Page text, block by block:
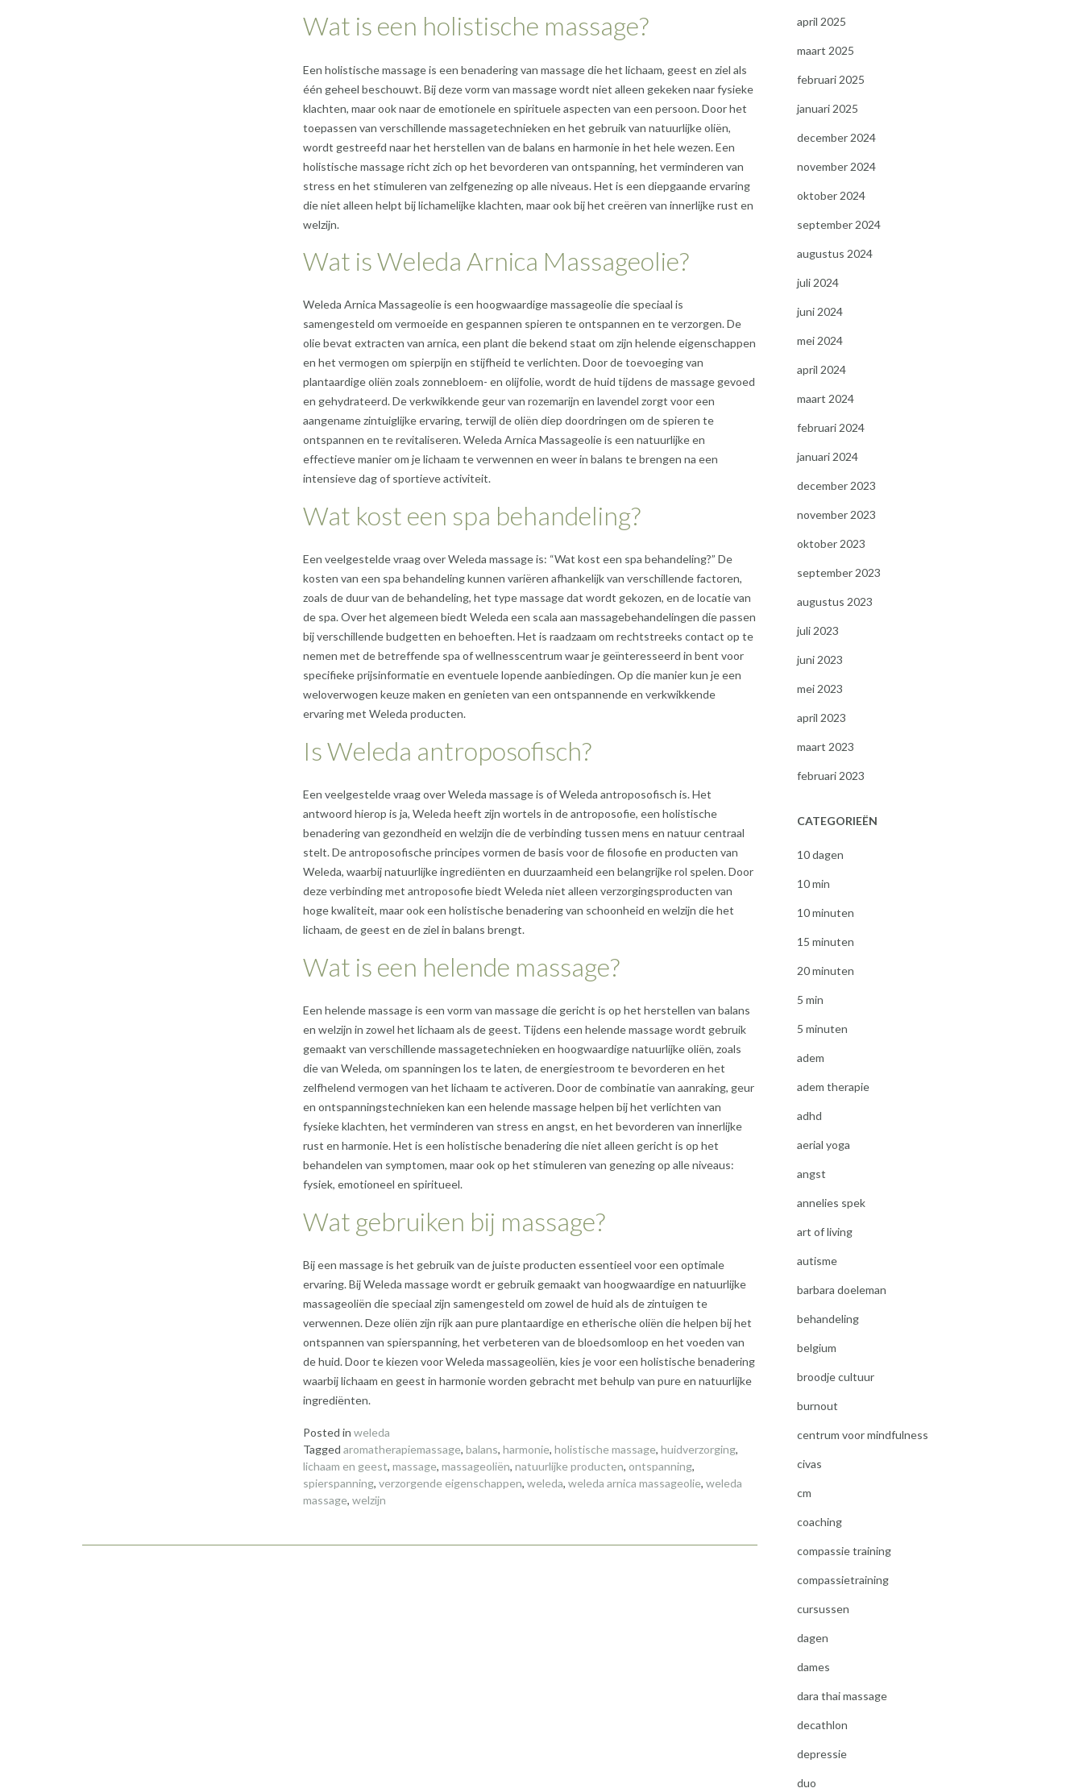
Wat is een holistische massage?
Een holistische massage is een benadering van massage die het lichaam, geest en ziel als
één geheel beschouwt. Bij deze vorm van massage wordt niet alleen gekeken naar fysieke
klachten, maar ook naar de emotionele en spirituele aspecten van een persoon. Door het
toepassen van verschillende massagetechnieken en het gebruik van natuurlijke oliën,
wordt gestreefd naar het herstellen van de balans en harmonie in het hele wezen. Een
holistische massage richt zich op het bevorderen van ontspanning, het verminderen van
stress en het stimuleren van zelfgenezing op alle niveaus. Het is een diepgaande ervaring
die niet alleen helpt bij lichamelijke klachten, maar ook bij het creëren van innerlijke rust en
welzijn.
Wat is Weleda Arnica Massageolie?
Weleda Arnica Massageolie is een hoogwaardige massageolie die speciaal is
samengesteld om vermoeide en gespannen spieren te ontspannen en te verzorgen. De
olie bevat extracten van arnica, een plant die bekend staat om zijn helende eigenschappen
en het vermogen om spierpijn en stijfheid te verlichten. Door de toevoeging van
plantaardige oliën zoals zonnebloem- en olijfolie, wordt de huid tijdens de massage gevoed
en gehydrateerd. De verkwikkende geur van rozemarijn en lavendel zorgt voor een
aangename zintuiglijke ervaring, terwijl de oliën diep doordringen om de spieren te
ontspannen en te revitaliseren. Weleda Arnica Massageolie is een natuurlijke en
effectieve manier om je lichaam te verwennen en weer in balans te brengen na een
intensieve dag of sportieve activiteit.
Wat kost een spa behandeling?
Een veelgestelde vraag over Weleda massage is: “Wat kost een spa behandeling?” De
kosten van een spa behandeling kunnen variëren afhankelijk van verschillende factoren,
zoals de duur van de behandeling, het type massage dat wordt gekozen, en de locatie van
de spa. Over het algemeen biedt Weleda een scala aan massagebehandelingen die passen
bij verschillende budgetten en behoeften. Het is raadzaam om rechtstreeks contact op te
nemen met de betreffende spa of wellnesscentrum waar je geïnteresseerd in bent voor
specifieke prijsinformatie en eventuele lopende aanbiedingen. Op die manier kun je een
weloverwogen keuze maken en genieten van een ontspannende en verkwikkende
ervaring met Weleda producten.
Is Weleda antroposofisch?
Een veelgestelde vraag over Weleda massage is of Weleda antroposofisch is. Het
antwoord hierop is ja, Weleda heeft zijn wortels in de antroposofie, een holistische
benadering van gezondheid en welzijn die de verbinding tussen mens en natuur centraal
stelt. De antroposofische principes vormen de basis voor de filosofie en producten van
Weleda, waarbij natuurlijke ingrediënten en duurzaamheid een belangrijke rol spelen. Door
deze verbinding met antroposofie biedt Weleda niet alleen verzorgingsproducten van
hoge kwaliteit, maar ook een holistische benadering van schoonheid en welzijn die het
lichaam, de geest en de ziel in balans brengt.
Wat is een helende massage?
Een helende massage is een vorm van massage die gericht is op het herstellen van balans
en welzijn in zowel het lichaam als de geest. Tijdens een helende massage wordt gebruik
gemaakt van verschillende massagetechnieken en hoogwaardige natuurlijke oliën, zoals
die van Weleda, om spanningen los te laten, de energiestroom te bevorderen en het
zelfhelend vermogen van het lichaam te activeren. Door de combinatie van aanraking, geur
en ontspanningstechnieken kan een helende massage helpen bij het verlichten van
fysieke klachten, het verminderen van stress en angst, en het bevorderen van innerlijke
rust en harmonie. Het is een holistische benadering die niet alleen gericht is op het
behandelen van symptomen, maar ook op het stimuleren van genezing op alle niveaus:
fysiek, emotioneel en spiritueel.
Wat gebruiken bij massage?
Bij een massage is het gebruik van de juiste producten essentieel voor een optimale
ervaring. Bij Weleda massage wordt er gebruik gemaakt van hoogwaardige en natuurlijke
massageoliën die speciaal zijn samengesteld om zowel de huid als de zintuigen te
verwennen. Deze oliën zijn rijk aan pure plantaardige en etherische oliën die helpen bij het
ontspannen van spierspanning, het verbeteren van de bloedsomloop en het voeden van
de huid. Door te kiezen voor Weleda massageoliën, kies je voor een holistische benadering
waarbij lichaam en geest in harmonie worden gebracht met behulp van pure en natuurlijke
ingrediënten.
Posted in weleda
Tagged aromatherapiemassage, balans, harmonie, holistische massage, huidverzorging,
lichaam en geest, massage, massageoliën, natuurlijke producten, ontspanning,
spierspanning, verzorgende eigenschappen, weleda, weleda arnica massageolie, weleda
massage, welzijn
april 2025
maart 2025
februari 2025
januari 2025
december 2024
november 2024
oktober 2024
september 2024
augustus 2024
juli 2024
juni 2024
mei 2024
april 2024
maart 2024
februari 2024
januari 2024
december 2023
november 2023
oktober 2023
september 2023
augustus 2023
juli 2023
juni 2023
mei 2023
april 2023
maart 2023
februari 2023
CATEGORIEËN
10 dagen
10 min
10 minuten
15 minuten
20 minuten
5 min
5 minuten
adem
adem therapie
adhd
aerial yoga
angst
annelies spek
art of living
autisme
barbara doeleman
behandeling
belgium
broodje cultuur
burnout
centrum voor mindfulness
civas
cm
coaching
compassie training
compassietraining
cursussen
dagen
dames
dara thai massage
decathlon
depressie
duo